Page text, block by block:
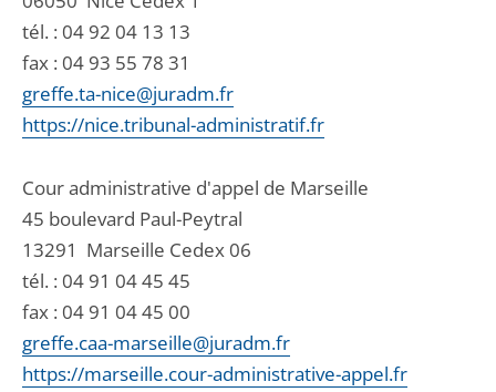
tél. : 04 92 04 13 13
fax : 04 93 55 78 31
greffe.ta-nice@juradm.fr
https://nice.tribunal-administratif.fr
Cour administrative d'appel de Marseille
45 boulevard Paul-Peytral
13291 Marseille Cedex 06
tél. : 04 91 04 45 45
fax : 04 91 04 45 00
greffe.caa-marseille@juradm.fr
https://marseille.cour-administrative-appel.fr